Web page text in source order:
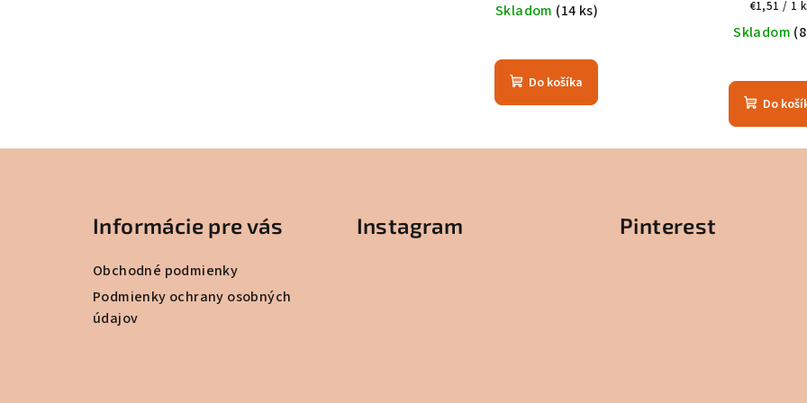
Skladom (14 ks)
Do košíka
cena:
€1,51 / 1
Skladom
Do
Informácie pre vás
Obchodné podmienky
Podmienky ochrany osobných
údajov
Instagram Pinterest